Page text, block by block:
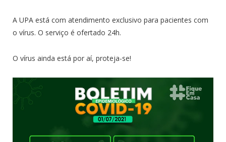
A UPA está com atendimento exclusivo para pacientes com
o vírus. O serviço é ofertado 24h.
O vírus ainda está por aí, proteja-se!